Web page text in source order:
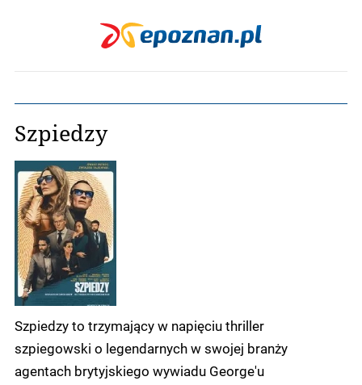
Szpiedzy
Szpiedzy to trzymający w napięciu thriller
szpiegowski o legendarnych w swojej branży
agentach brytyjskiego wywiadu George'u